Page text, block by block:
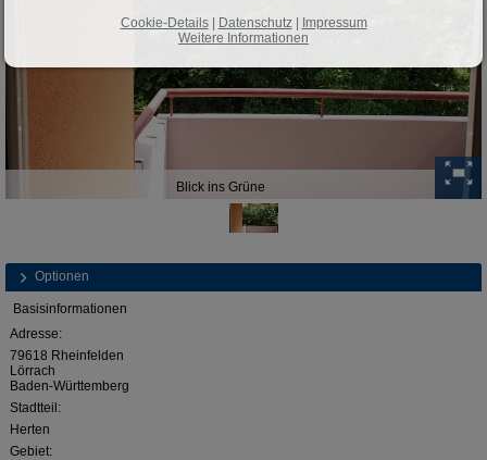
Blick ins Grüne
Optionen
Basisinformationen
Adresse:
79618 Rheinfelden
Lörrach
Baden-Württemberg
Stadtteil:
Herten
Gebiet:
Cookie-Details| Datenschutz| Impressum
Weitere Informationen